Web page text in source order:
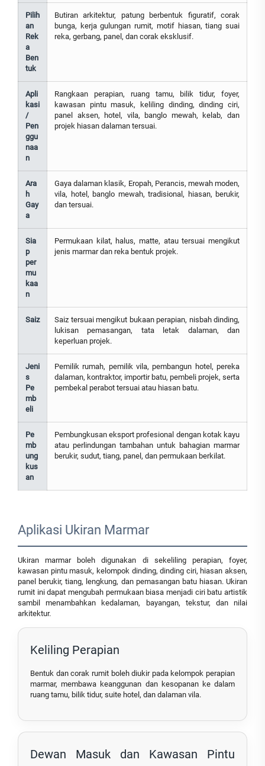
Pilih
an
Rek
a
Ben
tuk
Butiran arkitektur, patung berbentuk figuratif, corak
bunga, kerja gulungan rumit, motif hiasan, tiang suai
reka, gerbang, panel, dan corak eksklusif.
Apli
kasi
/
Pen
ggu
naa
n
Rangkaan perapian, ruang tamu, bilik tidur, foyer,
kawasan pintu masuk, keliling dinding, dinding ciri,
panel aksen, hotel, vila, banglo mewah, kelab, dan
projek hiasan dalaman tersuai.
Ara
h
Gay
a
Gaya dalaman klasik, Eropah, Perancis, mewah moden,
vila, hotel, banglo mewah, tradisional, hiasan, berukir,
dan tersuai.
Sia
p
per
mu
kaa
n
Permukaan kilat, halus, matte, atau tersuai mengikut
jenis marmar dan reka bentuk projek.
Saiz
Saiz tersuai mengikut bukaan perapian, nisbah dinding,
lukisan pemasangan, tata letak dalaman, dan
keperluan projek.
Jeni
s
Pe
mb
eli
Pemilik rumah, pemilik vila, pembangun hotel, pereka
dalaman, kontraktor, importir batu, pembeli projek, serta
pembekal perabot tersuai atau hiasan batu.
Pe
mb
ung
kus
an
Pembungkusan eksport profesional dengan kotak kayu
atau perlindungan tambahan untuk bahagian marmar
berukir, sudut, tiang, panel, dan permukaan berkilat.
Aplikasi Ukiran Marmar
Ukiran marmar boleh digunakan di sekeliling perapian, foyer,
kawasan pintu masuk, kelompok dinding, dinding ciri, hiasan aksen,
panel berukir, tiang, lengkung, dan pemasangan batu hiasan. Ukiran
rumit ini dapat mengubah permukaan biasa menjadi ciri batu artistik
sambil menambahkan kedalaman, bayangan, tekstur, dan nilai
arkitektur.
Keliling Perapian
Bentuk dan corak rumit boleh diukir pada kelompok perapian
marmar, membawa keanggunan dan kesopanan ke dalam
ruang tamu, bilik tidur, suite hotel, dan dalaman vila.
Dewan Masuk dan Kawasan Pintu